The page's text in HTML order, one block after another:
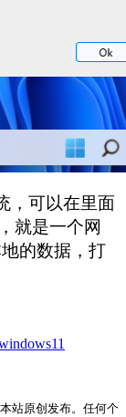
，可以在里面
就是一个网
的数据，打
站原创发布。任何个